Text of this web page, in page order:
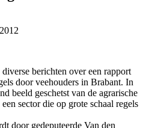
berichten over een rapport
door veehouders in Brabant. In
beeld geschetst van de agrarische
sector die op grote schaal regels
door gedeputeerde Van den